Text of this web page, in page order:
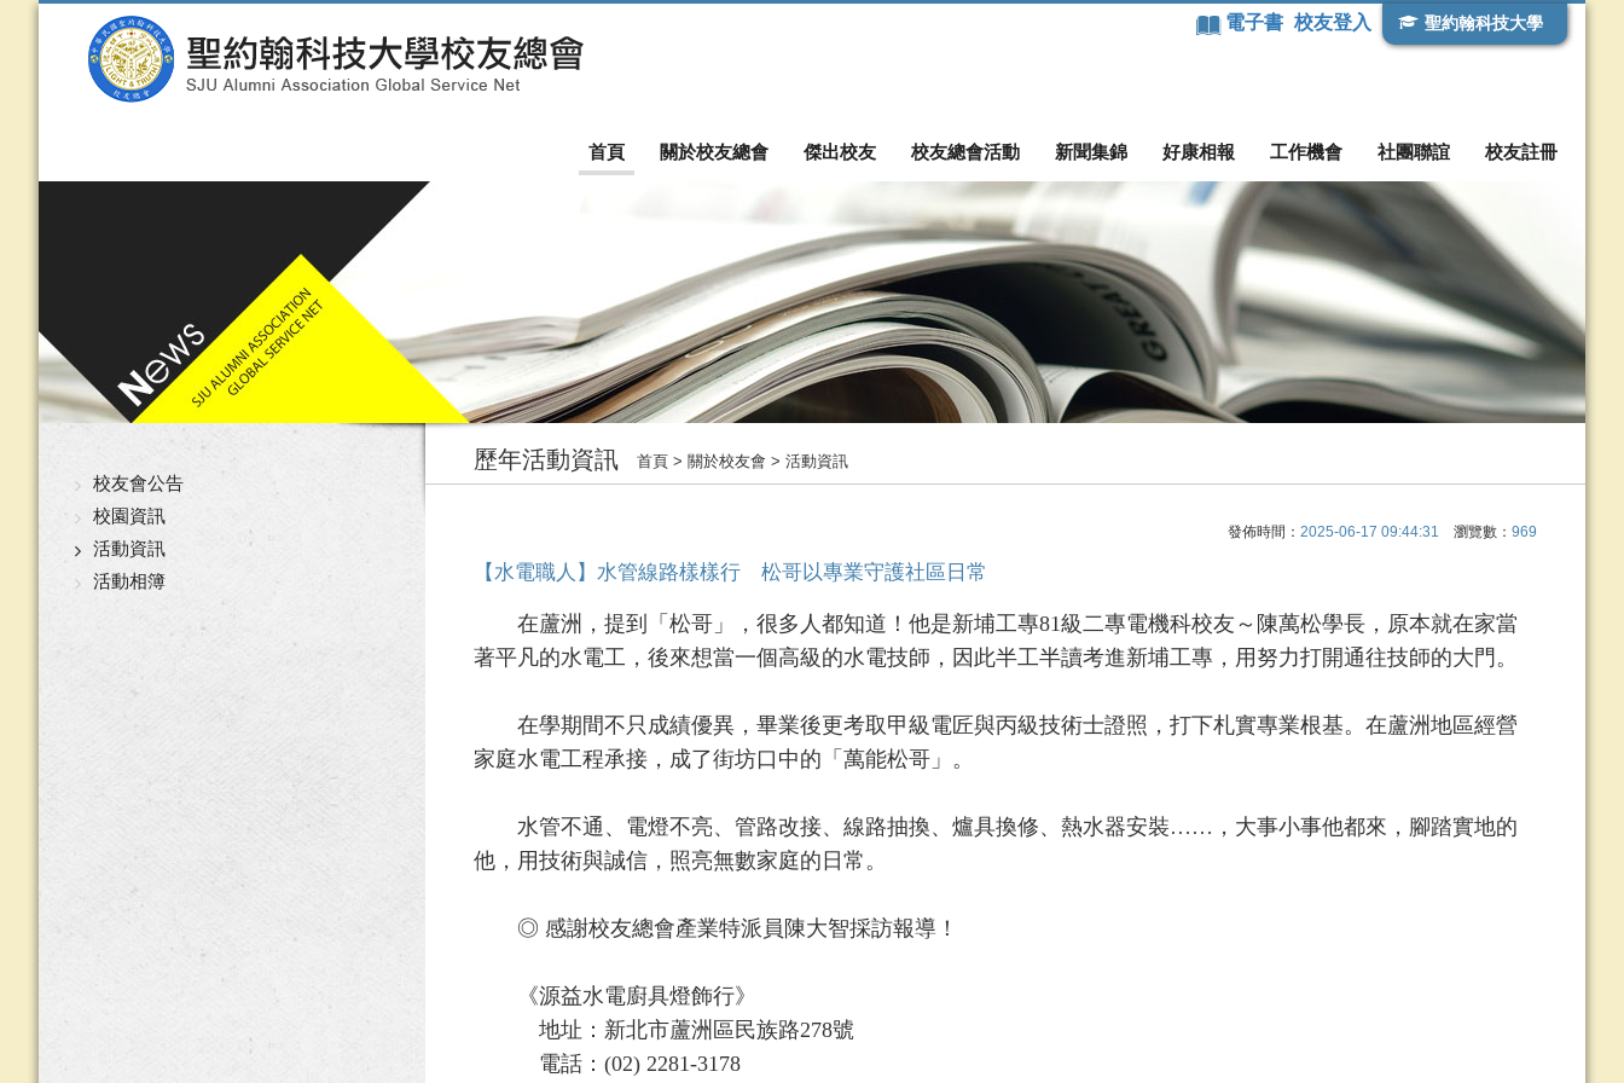
電子書 校友登入 聖約翰科技大學
首頁 關於校友總會 傑出校友 校友總會活動 新聞集錦 好康相報 工作機會 社團聯誼 校友註冊
校友會公告
校園資訊
活動資訊
活動相簿
歷年活動資訊 首頁 > 關於校友會 > 活動資訊
發佈時間： 2025-06-17 09:44:31 瀏覽數： 969
【水電職人】水管線路樣樣行 松哥以專業守護社區日常
在蘆洲，提到「松哥」，很多人都知道！他是新埔工專81級二專電機科校友～陳萬松學長，原本就在家當
著平凡的水電工，後來想當一個高級的水電技師，因此半工半讀考進新埔工專，用努力打開通往技師的大門。
在學期間不只成績優異，畢業後更考取甲級電匠與丙級技術士證照，打下札實專業根基。在蘆洲地區經營
家庭水電工程承接，成了街坊口中的「萬能松哥」。
水管不通、電燈不亮、管路改接、線路抽換、爐具換修、熱水器安裝……，大事小事他都來，腳踏實地的
他，用技術與誠信，照亮無數家庭的日常。
◎ 感謝校友總會產業特派員陳大智採訪報導！
《源益水電廚具燈飾行》
地址：新北市蘆洲區民族路278號
電話：(02) 2281-3178